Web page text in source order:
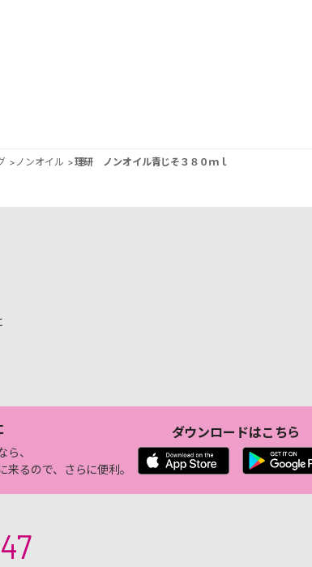
> ノンオイル >理研 ノンオイル青じそ３８０ｍｌ
ら、
来るので、さらに便利。
ダウンロードはこちら